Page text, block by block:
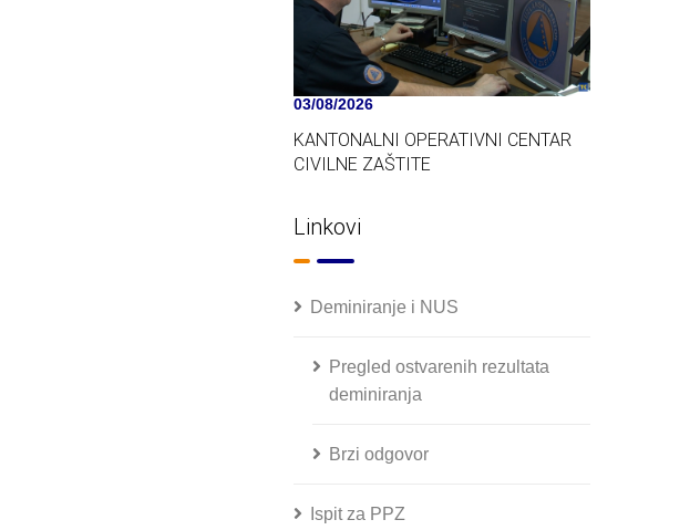
03/08/2026
KANTONALNI OPERATIVNI CENTAR
CIVILNE ZAŠTITE
Linkovi
Deminiranje i NUS
Pregled ostvarenih rezultata
deminiranja
Brzi odgovor
Ispit za PPZ